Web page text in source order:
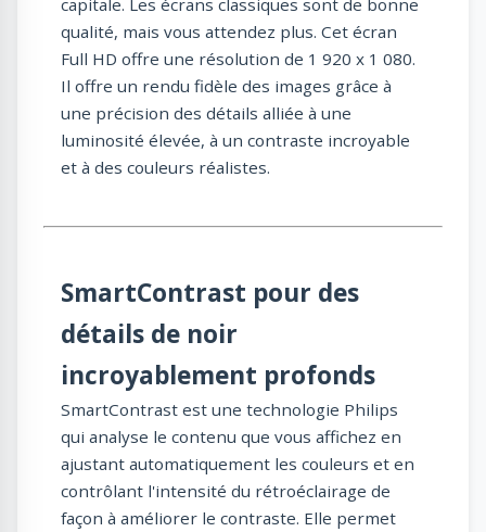
qualité, mais vous attendez plus. Cet écran
Full HD offre une résolution de 1 920 x 1 080.
Il offre un rendu fidèle des images grâce à
une précision des détails alliée à une
luminosité élevée, à un contraste incroyable
et à des couleurs réalistes.
SmartContrast pour des
détails de noir
incroyablement profonds
SmartContrast est une technologie Philips
qui analyse le contenu que vous affichez en
ajustant automatiquement les couleurs et en
contrôlant l'intensité du rétroéclairage de
façon à améliorer le contraste. Elle permet